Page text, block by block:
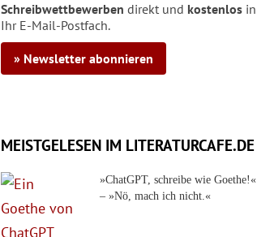
Schreibwettbewerben direkt und kostenlos in
Ihr E-Mail-Postfach.
» Newsletter abonnieren
MEISTGELESEN IM LITERATURCAFE.DE
»ChatGPT, schreibe wie Goethe!«
– »Nö, mach ich nicht.«